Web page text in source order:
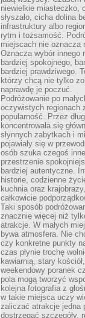
niewielkie miasteczko,
słyszało, cicha dolina
infrastruktury albo
rytm i tożsamość.
miejscach nie oznacza
Oznacza wybór innego
bardziej spokojnego,
bardziej prawdziwego.
którzy chcą nie tylko
naprawdę je poczuć.
Podróżowanie po
oczywistych regionach
popularność. Przez
koncentrowała się
słynnych zabytkach i
pojawiały się w
osób szuka czegoś
przestrzenie
bardziej autentyczne.
historie, codzienne
kuchnia oraz
całkowicie
Taki sposób
znacznie więcej niż
atrakcje. W małych
bywa atmosfera. Nie
czy konkretne punkty
czas płynie trochę
kawiarnią, stary
weekendowy poranek
pola mogą tworzyć
kolejna fotografia z
w takie miejsca uczy
zaliczać atrakcje jedna
dostrzegać szczegóły,